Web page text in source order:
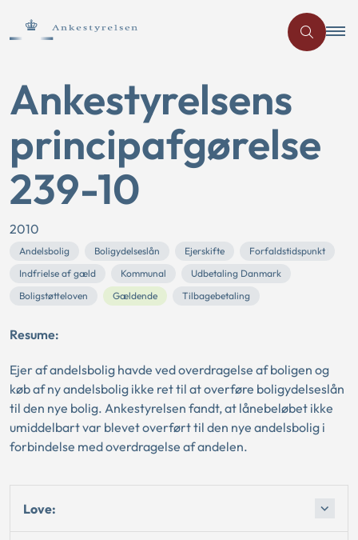
Ankestyrelsens
principafgørelse
239-10
2010
Andelsbolig Boligydelseslån Ejerskifte
Forfaldstidspunkt
Indfrielse af gæld
Kommunal
Udbetaling Danmark
Boligstøtteloven
Gældende Tilbagebetaling
Resume:
Ejer af andelsbolig havde ved overdragelse af boligen og
køb af ny andelsbolig ikke ret til at overføre boligydelseslån
til den nye bolig. Ankestyrelsen fandt, at lånebeløbet ikke
umiddelbart var blevet overført til den nye andelsbolig i
forbindelse med overdragelse af andelen.
Love: